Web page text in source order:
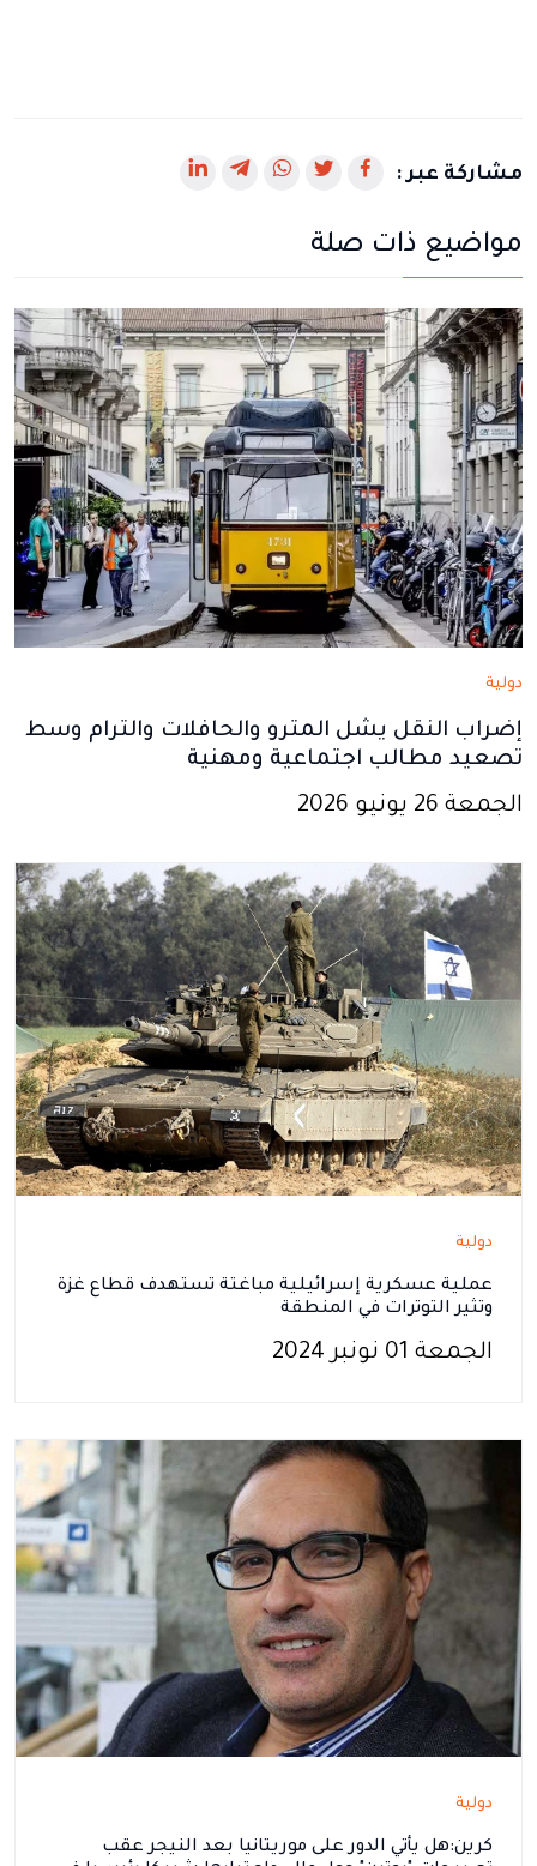
مشاركة عبر :
رابط
في
جديدة
رابط
في
جديدة
رابط
جديدة
رابط
جديدة
رابط
جديدة
مواضيع ذات صلة
دولية
إضراب النقل يشل المترو والحافلات والترام وسط
تصعيد مطالب اجتماعية ومهنية
الجمعة 26 يونيو 2026
دولية
عملية عسكرية إسرائيلية مباغتة تستهدف قطاع غزة
وتثير التوترات في المنطقة
الجمعة 01 نونبر 2024
دولية
كرين:هل يأتي الدور على موريتانيا بعد النيجر عقب